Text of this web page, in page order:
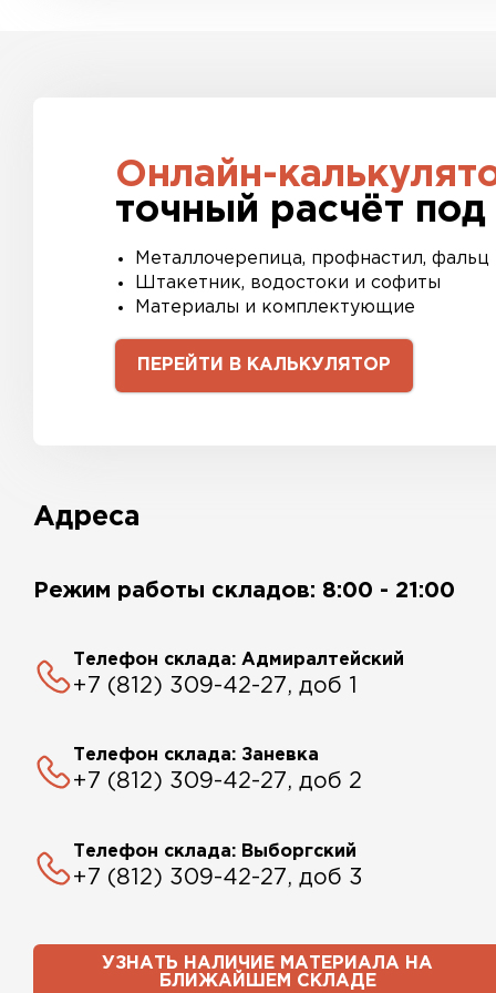
Онлайн-
точный расчёт
Металлочерепица, профнастил, фальц
Штакетник, водостоки и софиты
Материалы и комплектующие
ПЕРЕЙТИ В КАЛЬКУЛЯТОР
Адреса
Режим работы складов: 8:00 - 21:00
Телефон склада: Адмиралтейский
+7 (812) 309-42-27, доб 1
Телефон склада: Заневка
+7 (812) 309-42-27, доб 2
Телефон склада: Выборгский
+7 (812) 309-42-27, доб 3
УЗНАТЬ НАЛИЧИЕ МАТЕРИАЛА НА
БЛИЖАЙШЕМ СКЛАДЕ